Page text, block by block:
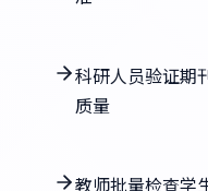
科研人员验证期
质量
教师批量检查学